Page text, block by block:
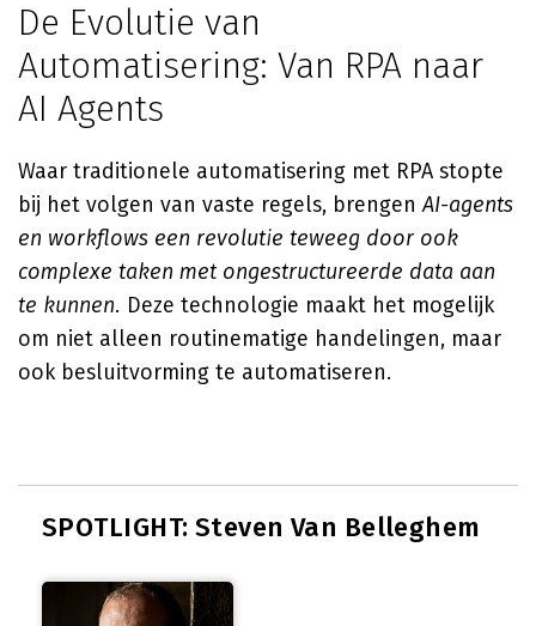
De Evolutie van
Automatisering: Van RPA naar
AI Agents
Waar traditionele automatisering met RPA stopte
bij het volgen van vaste regels, brengenAI-agents
en workflows een revolutie teweeg door ook
complexe taken met ongestructureerde data aan
te kunnen. Deze technologie maakt het mogelijk
om niet alleen routinematige handelingen, maar
ook besluitvorming te automatiseren.
SPOTLIGHT: Steven Van Belleghem